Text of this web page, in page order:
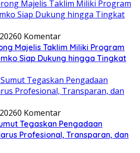
0 Komentar
Majelis Taklim Miliki Program
Siap Dukung hingga Tingkat
0 Komentar
Tegaskan Pengadaan
Profesional, Transparan, dan